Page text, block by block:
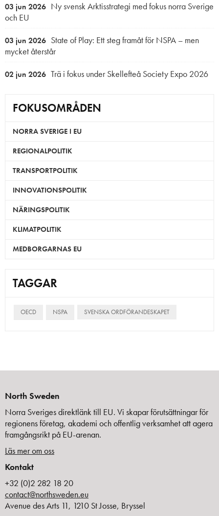
03 jun 2026 Ny svensk Arktisstrategi med fokus norra Sverige
och EU
03 jun 2026 State of Play: Ett steg framåt för NSPA – men
mycket återstår
02 jun 2026 Trä i fokus under Skellefteå Society Expo 2026
FOKUSOMRÅDEN
NORRA SVERIGE I EU
REGIONALPOLITIK
TRANSPORTPOLITIK
INNOVATIONSPOLITIK
NÄRINGSPOLITIK
KLIMATPOLITIK
MEDBORGARNAS EU
TAGGAR
OECD NSPA SVENSKA ORDFÖRANDESKAPET
North Sweden
Norra Sveriges direktlänk till EU. Vi skapar förutsättningar för
regionens företag, akademi och offentlig verksamhet att agera
framgångsrikt på EU-arenan.
Läs mer om oss
Kontakt
+32 (0)2 282 18 20
contact@northsweden.eu
Avenue des Arts 11, 1210 St Josse, Bryssel